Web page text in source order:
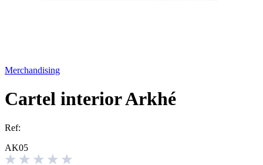
Merchandising
Cartel interior Arkhé
Ref:
AK05